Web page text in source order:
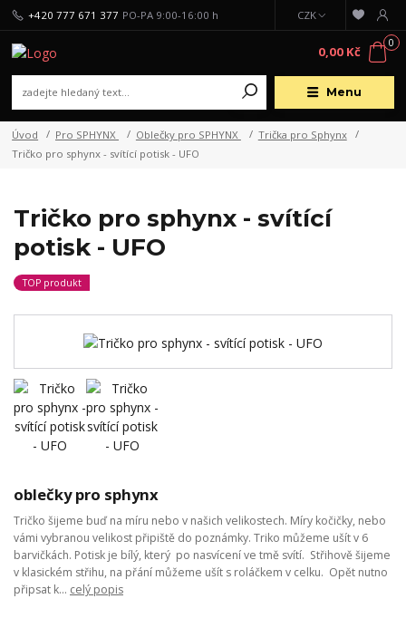
Menu
CZK
+420 777 671 377 PO-PA 9:00-16:00 h
0
0,00 Kč
Úvod Pro SPHYNX Oblečky pro SPHYNX
Trička pro Sphynx
Tričko pro sphynx - svítící potisk - UFO
Tričko pro sphynx - svítící
potisk - UFO
TOP produkt
oblečky pro sphynx
Tričko šijeme buď na míru nebo v našich velikostech. Míry kočičky, nebo
vámi vybranou velikost připiště do poznámky. Triko můžeme ušít v 6
barvičkách. Potisk je bílý, který po nasvícení ve tmě svítí. Střihově šijeme
v klasickém střihu, na přání můžeme ušít s roláčkem v celku. Opět nutno
připsat k... celý popis